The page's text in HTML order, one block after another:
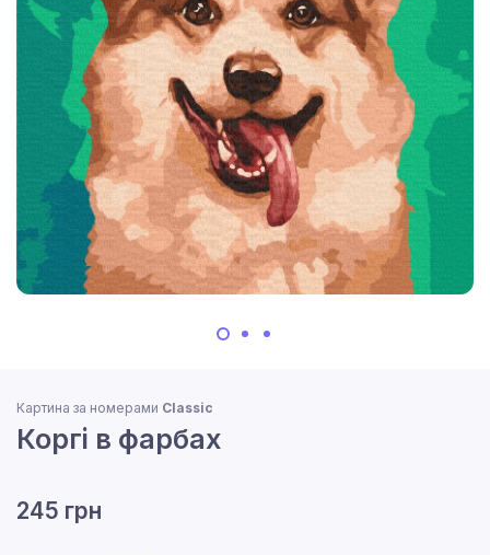
Картина за номерами Classic
Коргі в фарбах
245 грн